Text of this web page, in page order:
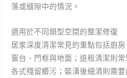
落或縫隙中的情況。
適用於不同類型空間的整潔修復
居家深度清潔常見的重點包括廚
窗台、門框與地面；退租清潔則
各式殘留髒污；裝潢後細清則需